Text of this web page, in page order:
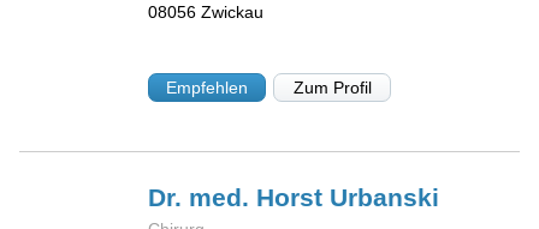
08056 Zwickau
Empfehlen Zum Profil
Dr. med. Horst Urbanski